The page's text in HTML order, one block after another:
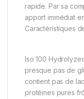
rapide. Par sa
apport immédiat
Caractéristiques
Iso 100
presque pas de
contient pas de
protéines pures